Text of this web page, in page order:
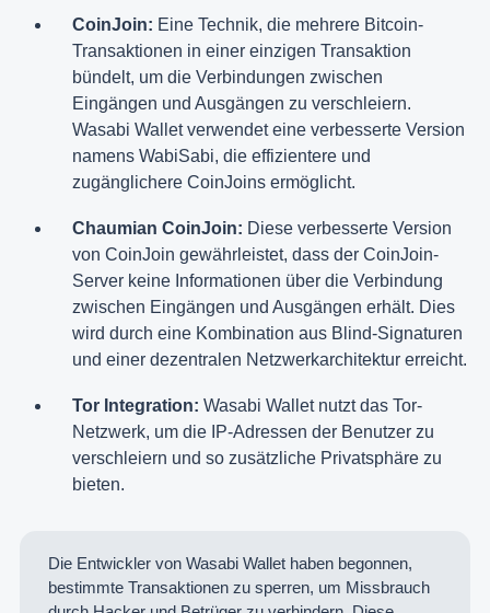
CoinJoin: Eine Technik, die mehrere Bitcoin-
Transaktionen in einer einzigen Transaktion
bündelt, um die Verbindungen zwischen
Eingängen und Ausgängen zu verschleiern.
Wasabi Wallet verwendet eine verbesserte Version
namens WabiSabi, die effizientere und
zugänglichere CoinJoins ermöglicht.
Chaumian CoinJoin: Diese verbesserte Version
von CoinJoin gewährleistet, dass der CoinJoin-
Server keine Informationen über die Verbindung
zwischen Eingängen und Ausgängen erhält. Dies
wird durch eine Kombination aus Blind-Signaturen
und einer dezentralen Netzwerkarchitektur erreicht.
Tor Integration: Wasabi Wallet nutzt das Tor-
Netzwerk, um die IP-Adressen der Benutzer zu
verschleiern und so zusätzliche Privatsphäre zu
bieten.
Die Entwickler von Wasabi Wallet haben begonnen,
bestimmte Transaktionen zu sperren, um Missbrauch